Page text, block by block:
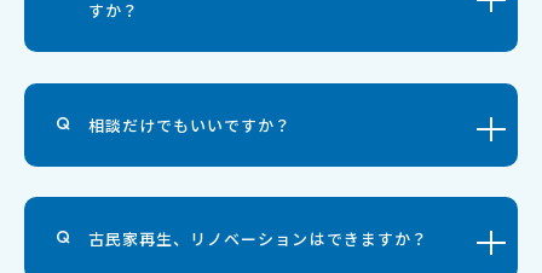
すか？
相談だけでもいいですか？
古民家再生、リノベーションはできますか？